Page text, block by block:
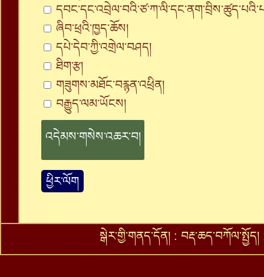
ཞིབ་ཕྲའི་ཁྱད་ཆོས།
དཔེ་དེབ་ཀྱི་འགྲེལ་བཤད།
ཐིག་རྩ།
གཟུགས་མཐོང་བརྙན་འཕྲིན།
བརྒྱུད་ལམ་ཡོངས།
ཕྱིར་ལོག
སྒེར་གྱི་གནད་དོན། : བརྡ་ཆད་བཀོལ་སྤྱོད།